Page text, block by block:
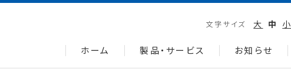
文字サイズ 大 中 小
ホーム 製品・サービス お知らせ